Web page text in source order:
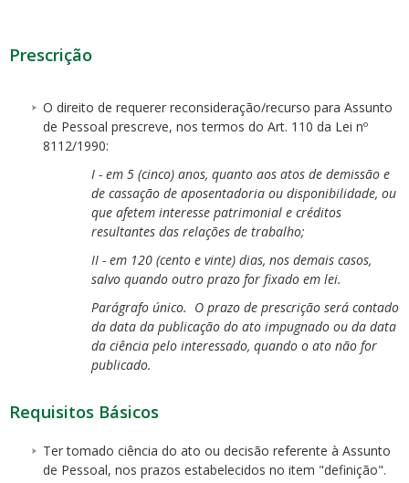
Prescrição
O direito de requerer reconsideração/recurso para Assunto
de Pessoal prescreve, nos termos do Art. 110 da Lei nº
8112/1990:
I - em 5 (cinco) anos, quanto aos atos de demissão e
de cassação de aposentadoria ou disponibilidade, ou
que afetem interesse patrimonial e créditos
resultantes das relações de trabalho;
II - em 120 (cento e vinte) dias, nos demais casos,
salvo quando outro prazo for fixado em lei.
Parágrafo único. O prazo de prescrição será contado
da data da publicação do ato impugnado ou da data
da ciência pelo interessado, quando o ato não for
publicado.
Requisitos Básicos
Ter tomado ciência do ato ou decisão referente à Assunto
de Pessoal, nos prazos estabelecidos no item "definição".